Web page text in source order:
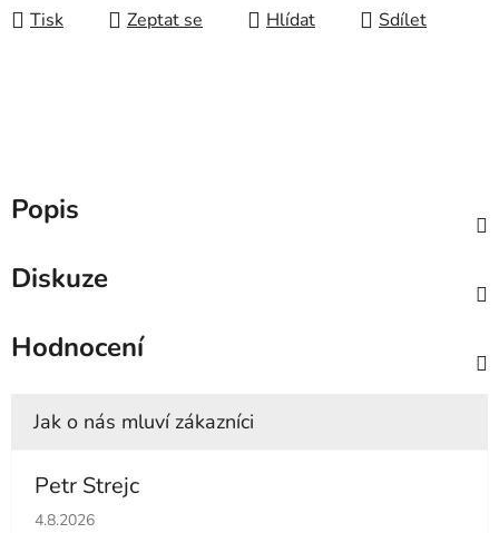
Tisk Zeptat se Hlídat Sdílet
Popis
Diskuze
Hodnocení
Petr Strejc
Hodnocení obchodu je 5 z 5 hvězdiček.
4.8.2026